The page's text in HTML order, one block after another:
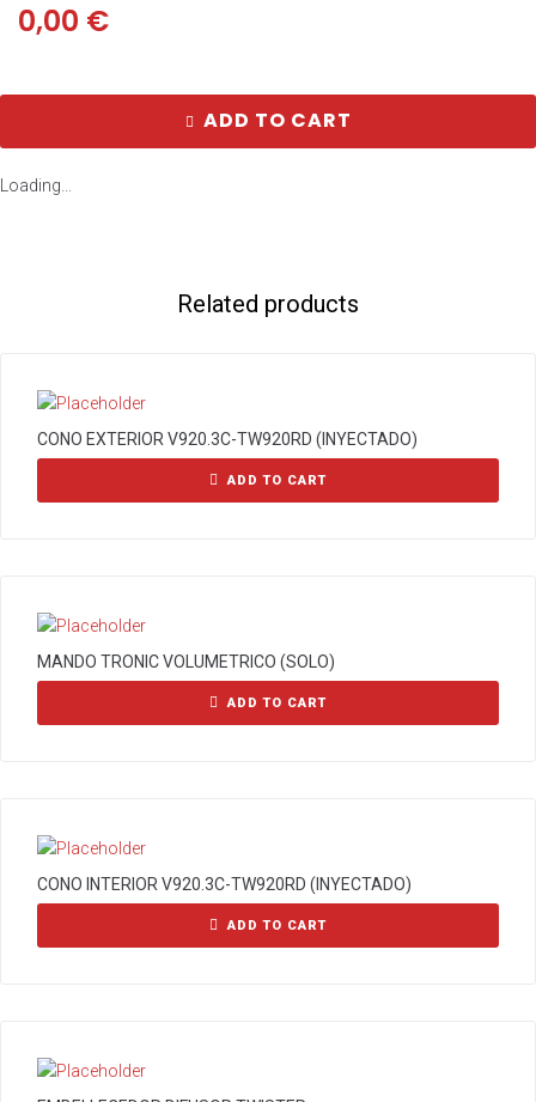
0,00 €
ADD TO CART
Loading...
Related products
CONO EXTERIOR V920.3C-TW920RD (INYECTADO)
ADD TO CART
MANDO TRONIC VOLUMETRICO (SOLO)
ADD TO CART
CONO INTERIOR V920.3C-TW920RD (INYECTADO)
ADD TO CART